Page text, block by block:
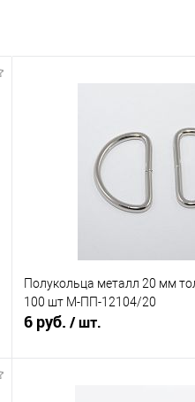
Полукольца металл 20 мм
100 шт М-ПП-12104/20
6 руб. / шт.